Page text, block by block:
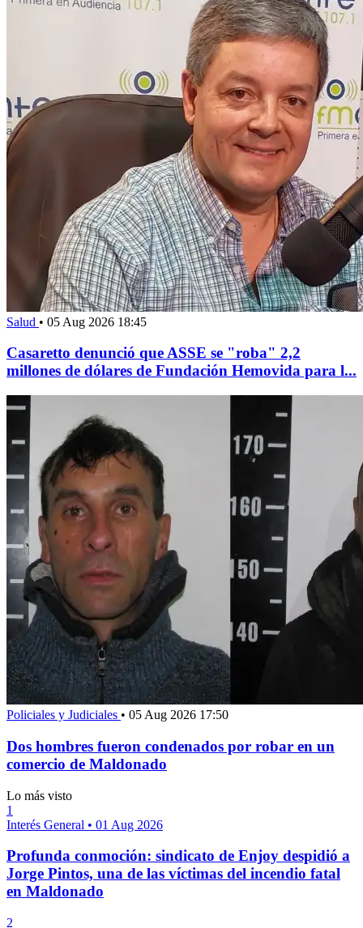
Salud • 05 Aug 2026 18:45
Casaretto denunció que ASSE se "roba" 2,2
millones de dólares de Fundación Hemovida para l...
Policiales y Judiciales • 05 Aug 2026 17:50
Dos hombres fueron condenados por robar en un
comercio de Maldonado
Lo más visto
1
Interés General • 01 Aug 2026
Profunda conmoción: sindicato de Enjoy despidió a
Jorge Pintos, una de las víctimas del incendio fatal
en Maldonado
2